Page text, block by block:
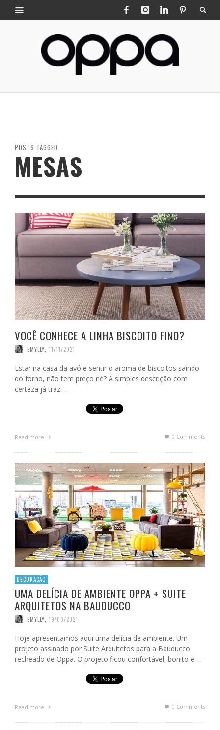
POSTS TAGGED
MESAS
VOCÊ CONHECE A LINHA BISCOITO FINO?
EMYLLY 11/11/2021
Estar na casa da avó e sentir o aroma de biscoitos saindo
do forno, não tem preço né? A simples descrição com
certeza já traz …
Read more 0 Comments
DECORAÇÃO
UMA DELÍCIA DE AMBIENTE OPPA + SUITE
ARQUITETOS NA BAUDUCCO
EMYLLY 19/08/2021
Hoje apresentamos aqui uma delícia de ambiente. Um
projeto assinado por Suite Arquitetos para a Bauducco
recheado de Oppa. O projeto ficou confortável, bonito e …
Read more 0 Comments